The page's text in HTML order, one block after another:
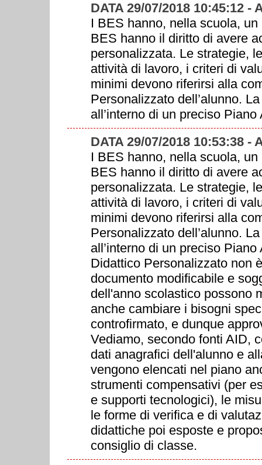
DATA 29/07/2018 10:45:12 -
I BES hanno, nella scuola,
BES hanno il diritto di avere
personalizzata. Le strategie,
attività di lavoro, i criteri di
minimi devono riferirsi alla
Personalizzato dell’alunno.
all’interno di un preciso
DATA 29/07/2018 10:53:38 -
I BES hanno, nella scuola,
BES hanno il diritto di avere
personalizzata. Le strategie,
attività di lavoro, i criteri di
minimi devono riferirsi alla
Personalizzato dell’alunno.
all’interno di un preciso
Didattico Personalizzato non
documento modificabile e
dell'anno scolastico possono
anche cambiare i bisogni
controfirmato, e dunque
Vediamo, secondo fonti AID,
dati anagrafici dell'alunno e
vengono elencati nel piano
strumenti compensativi (per
e supporti tecnologici), le
le forme di verifica e di
didattiche poi esposte e
consiglio di classe.